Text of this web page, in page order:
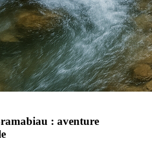
: aventure